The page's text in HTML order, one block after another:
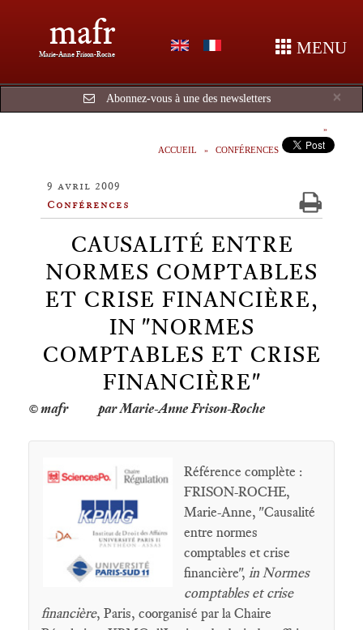
mafr
Marie-Anne Frison-Roche MENU
×
Abonnez-vous à une des newsletters
ACCUEIL CONFÉRENCES
9 avril 2009
Conférences
CAUSALITÉ ENTRE
NORMES COMPTABLES
ET CRISE FINANCIÈRE,
IN "NORMES
COMPTABLES ET CRISE
FINANCIÈRE"
par Marie-Anne Frison-Roche
Référence complète :
FRISON-ROCHE,
Marie-Anne, "Causalité
entre normes
comptables et crise
financière", in Normes
comptables et crise
financière, Paris, coorganisé par la Chaire